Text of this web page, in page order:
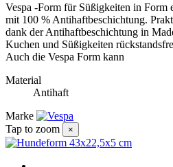
Vespa -Form für Süßigkeiten in Form
mit 100 % Antihaftbeschichtung.
dank der Antihaftbeschichtung in
Kuchen und Süßigkeiten
Auch die Vespa Form kann
Material
Antihaft
Marke
Tap to zoom
×